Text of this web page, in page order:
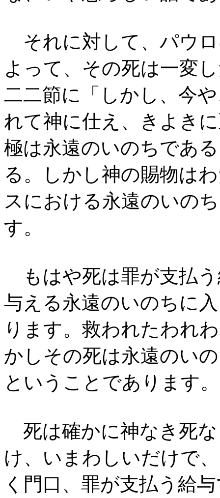
それに対して、パウ
よって、その死は一変
二二節に「しかし、今
れて神に仕え、きよき
極は永遠のいのちであ
る。しかし神の賜物は
スにおける永遠のいの
す。
もはや死は罪が支払
与える永遠のいのちに
ります。救われたわれ
かしその死は永遠のい
ということであります。
死は確かに神なき死
け、いまわしいだけで
く門口、罪が支払う給